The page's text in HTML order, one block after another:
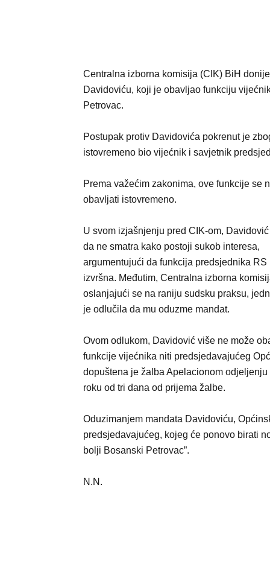
Centralna izborna komisija (CIK) BiH
Davidoviću, koji je obavljao funkciju
Petrovac.
Postupak protiv Davidovića pokrenut je
istovremeno bio vijećnik i savjetnik
Prema važećim zakonima, ove funkcije se
obavljati istovremeno.
U svom izjašnjenju pred CIK-om,
da ne smatra kako postoji sukob interesa,
argumentujući da funkcija predsjednika RS
izvršna. Međutim, Centralna izborna
oslanjajući se na raniju sudsku praksu,
je odlučila da mu oduzme mandat.
Ovom odlukom, Davidović više ne može
funkcije vijećnika niti predsjedavajućeg
dopuštena je žalba Apelacionom
roku od tri dana od prijema žalbe.
Oduzimanjem mandata Davidoviću,
predsjedavajućeg, kojeg će ponovo birati
bolji Bosanski Petrovac”.
N.N.